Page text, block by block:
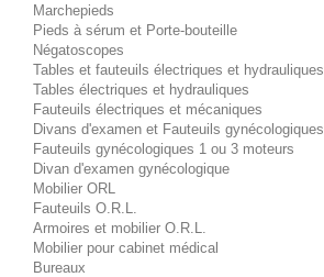
Marchepieds
Pieds à sérum et Porte-bouteille
Négatoscopes
Tables et fauteuils électriques et hydrauliques
Tables électriques et hydrauliques
Fauteuils électriques et mécaniques
Divans d'examen et Fauteuils gynécologiques
Fauteuils gynécologiques 1 ou 3 moteurs
Divan d'examen gynécologique
Mobilier ORL
Fauteuils O.R.L.
Armoires et mobilier O.R.L.
Mobilier pour cabinet médical
Bureaux